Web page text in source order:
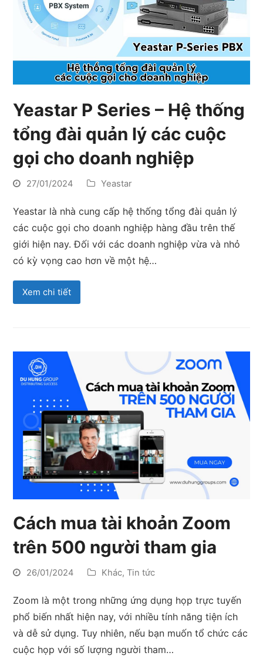
Yeastar P Series – Hệ thống
tổng đài quản lý các cuộc
gọi cho doanh nghiệp
27/01/2024 Yeastar
Yeastar là nhà cung cấp hệ thống tổng đài quản lý
các cuộc gọi cho doanh nghiệp hàng đầu trên thế
giới hiện nay. Đối với các doanh nghiệp vừa và nhỏ
có kỳ vọng cao hơn về một hệ…
Xem chi tiết
Cách mua tài khoản Zoom
trên 500 người tham gia
26/01/2024 Khác,Tin tức
Zoom là một trong những ứng dụng họp trực tuyến
phổ biến nhất hiện nay, với nhiều tính năng tiện ích
và dễ sử dụng. Tuy nhiên, nếu bạn muốn tổ chức các
cuộc họp với số lượng người tham…